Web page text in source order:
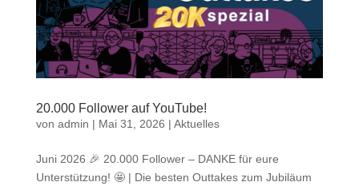
20.000 Follower auf YouTube!
von admin | Mai 31, 2026 | Aktuelles
Juni 2026 🎉 20.000 Follower – DANKE für eure
Unterstützung! 🤩 | Die besten Outtakes zum Jubiläum